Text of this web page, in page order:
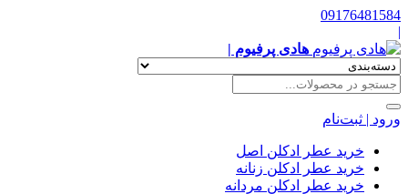
09176481584
|
هادی پرفیوم |
ورود | ثبت‌نام
خرید عطر ادکلن اصل
خرید عطر ادکلن زنانه
خرید عطر ادکلن مردانه